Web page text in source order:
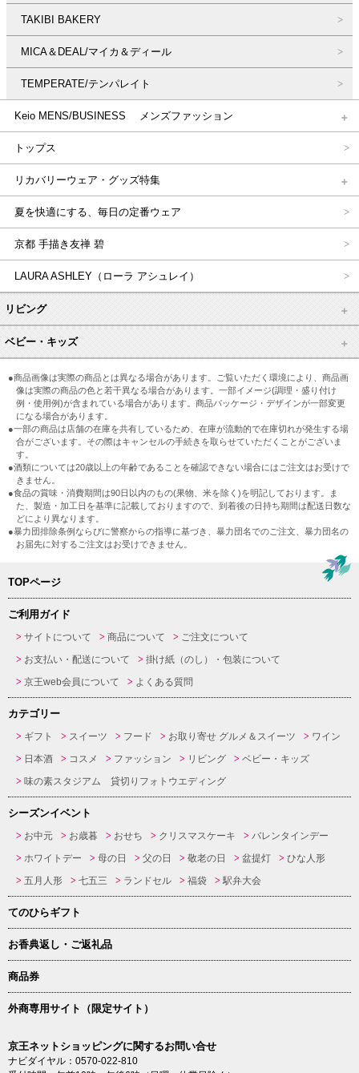
TAKIBI BAKERY
MICA＆DEAL/マイカ＆ディール
TEMPERATE/テンパレイト
Keio MENS/BUSINESS メンズファッション
トップス
リカバリーウェア・グッズ特集
夏を快適にする、毎日の定番ウェア
京都 手描き友禅 碧
LAURA ASHLEY（ローラ アシュレイ）
リビング
ベビー・キッズ
●商品画像は実際の商品とは異なる場合があります。ご覧いただく環境により、商品画
像は実際の商品の色と若干異なる場合があります。一部イメージ(調理・盛り付け
例・使用例)が含まれている場合があります。商品パッケージ・デザインが一部変更
になる場合があります。
●一部の商品は店舗の在庫を共有しているため、在庫が流動的で在庫切れが発生する場
合がございます。その際はキャンセルの手続きを取らせていただくことがございま
す。
●酒類については20歳以上の年齢であることを確認できない場合にはご注文はお受けで
きません。
●食品の賞味・消費期間は90日以内のもの(果物、米を除く)を明記しております。ま
た、製造・加工日を基準に記載しておりますので、到着後の日持ち期間は配送日数な
どにより異なります。
●暴力団排除条例ならびに警察からの指導に基づき、暴力団名でのご注文、暴力団名の
お届先に対するご注文はお受けできません。
TOPページ
ご利用ガイド
サイトについて 商品について
ご注文について
お支払い・配送について
掛け紙（のし）・包装について
京王web会員について
よくある質問
カテゴリー
ギフト スイーツ フード お取り寄せ グルメ＆スイーツ
ワイン
日本酒
コスメ ファッション リビング
ベビー・キッズ
味の素スタジアム 貸切りフォトウエディング
シーズンイベント
お中元 お歳暮 おせち クリスマスケーキ
バレンタインデー
ホワイトデー
母の日 父の日 敬老の日 盆提灯
ひな人形
五月人形
七五三 ランドセル 福袋 駅弁大会
てのひらギフト
お香典返し・ご返礼品
商品券
外商専用サイト（限定サイト）
京王ネットショッピングに関するお問い合せ
ナビダイヤル：0570-022-810